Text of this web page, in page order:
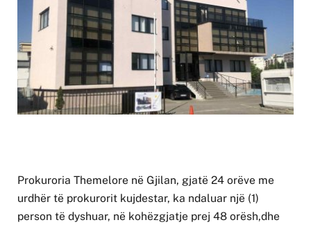
Prokuroria Themelore në Gjilan, gjatë 24 orëve me
urdhër të prokurorit kujdestar, ka ndaluar një (1)
person të dyshuar, në kohëzgjatje prej 48 orësh,dhe